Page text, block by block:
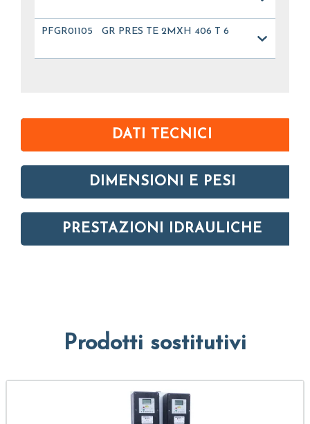
PFGR01105 GR PRES TE 2MXH 406 T 6
DATI TECNICI
DIMENSIONI E PESI
PRESTAZIONI IDRAULICHE
Prodotti sostitutivi